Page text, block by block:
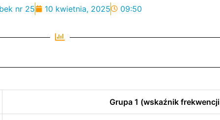
nr 25 10 kwietnia, 2025 09:50
Grupa 1 (wskaźnik